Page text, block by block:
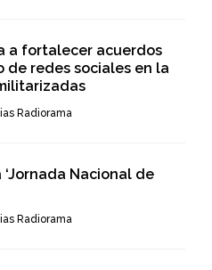
a fortalecer acuerdos
de redes sociales en la
Radiorama
Nacional de
Radiorama